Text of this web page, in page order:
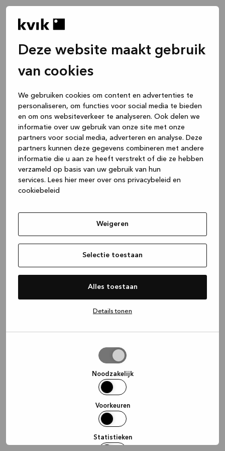
Deze website maakt gebruik
van cookies
We gebruiken cookies om content en advertenties te
personaliseren, om functies voor social media te bieden
en om ons websiteverkeer te analyseren. Ook delen we
informatie over uw gebruik van onze site met onze
partners voor social media, adverteren en analyse. Deze
partners kunnen deze gegevens combineren met andere
informatie die u aan ze heeft verstrekt of die ze hebben
verzameld op basis van uw gebruik van hun
services. Lees hier meer over ons privacybeleid en
cookiebeleid
Weigeren
Selectie toestaan
Alles toestaan
Details tonen
Noodzakelijk
Voorkeuren
Statistieken
(see the browser console for more
information).